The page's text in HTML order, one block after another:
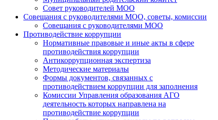
Совет руководителей МОО
Совещания с руководителями МОО, советы, комиссии
Совещания с руководителями МОО
Противодействие коррупции
Нормативные правовые и иные акты в сфере
противодействия коррупции
Антикоррупционная экспертиза
Методические материалы
Формы документов, связанных с
противодействием коррупции для заполнения
Комиссии Управления образования АГО
деятельность которых направлена на
противодействие коррупции